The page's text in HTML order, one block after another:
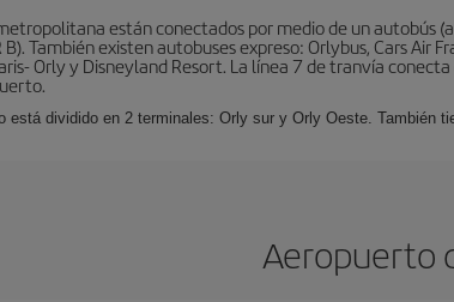
están conectados por medio de un autobús
También existen autobuses expreso: Orlybus, Cars
Orly y Disneyland Resort. La línea 7 de tranvía
está dividido en 2 terminales: Orly sur y Orly Oeste. También
Aeropuerto